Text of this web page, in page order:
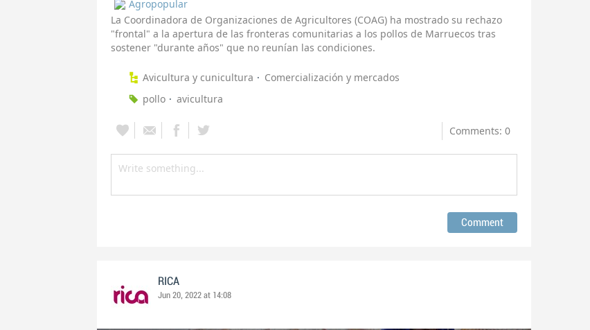
Agropopular
La Coordinadora de Organizaciones de Agricultores (COAG) ha mostrado su rechazo
"frontal" a la apertura de las fronteras comunitarias a los pollos de Marruecos tras
sostener "durante años" que no reunían las condiciones.
Avicultura y cunicultura
Comercialización y mercados
pollo
avicultura
Comments: 0
RICA
Jun 20, 2022 at 14:08